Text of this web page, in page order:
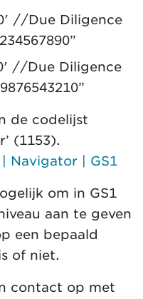
//Due Diligence
//Due Diligence
de codelijst
(1153).
Navigator | GS1
om in GS1
aan te geven
een bepaald
of niet.
contact op met